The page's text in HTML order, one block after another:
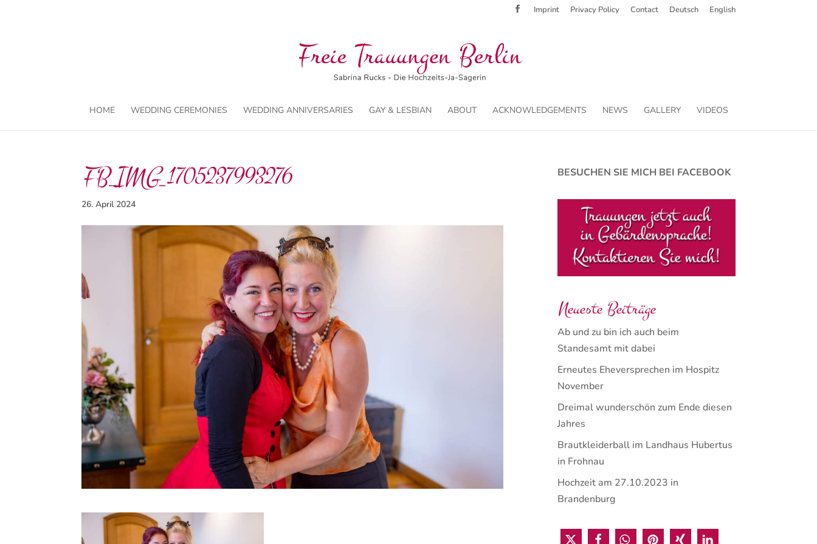
Imprint Privacy Policy Contact Deutsch English
HOME WEDDING CEREMONIES WEDDING ANNIVERSARIES GAY & LESBIAN ABOUT ACKNOWLEDGEMENTS NEWS GALLERY VIDEOS
FB_IMG_1705237993276
26. April 2024
BESUCHEN SIE MICH BEI FACEBOOK
Neueste Beiträge
Ab und zu bin ich auch beim
Standesamt mit dabei
Erneutes Eheversprechen im Hospitz
November
Dreimal wunderschön zum Ende diesen
Jahres
Brautkleiderball im Landhaus Hubertus
in Frohnau
Hochzeit am 27.10.2023 in
Brandenburg